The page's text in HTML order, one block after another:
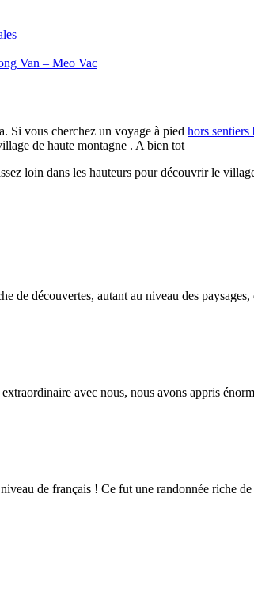
Van – Meo Vac
Si vous cherchez un voyage à pied hors sentiers
de haute montagne . A bien tot
loin dans les hauteurs pour découvrir le
de découvertes, autant au niveau des
avec nous, nous avons appris
de français ! Ce fut une randonnée riche